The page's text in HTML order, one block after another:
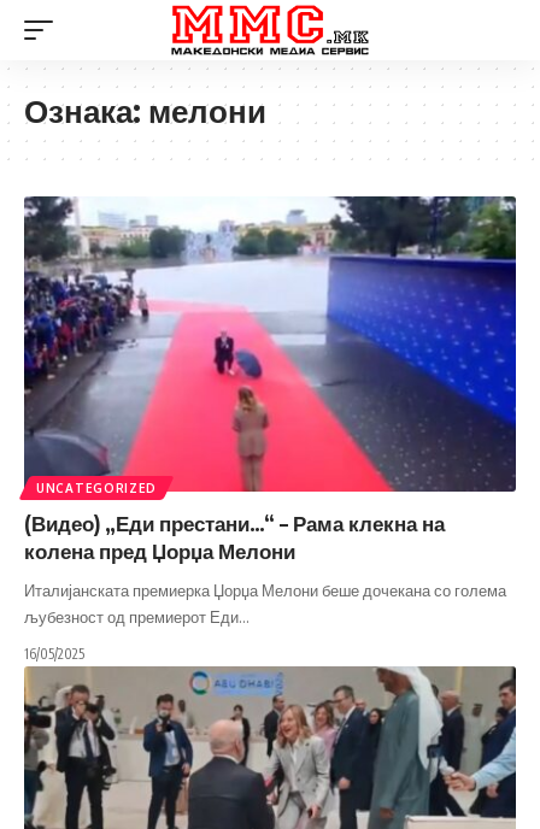
Ознака: мелони
UNCATEGORIZED
(Видео) „Еди престани…“ – Рама клекна на
колена пред Џорџа Мелони
Италијанската премиерка Џорџа Мелони беше дочекана со голема
љубезност од премиерот Еди…
16/05/2025